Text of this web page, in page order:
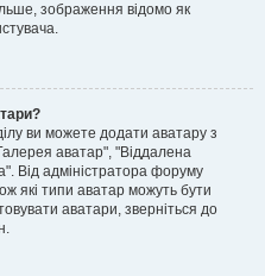
зображення відомо як
ви можете додати аватару з
аватар", "Віддалена
Від адміністратора форуму
які типи аватар можуть бути
аватари, зверніться до